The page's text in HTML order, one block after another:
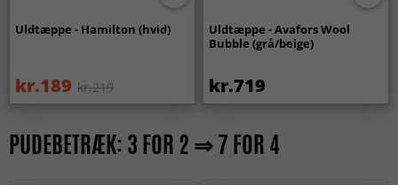
Uldtæppe - Hamilton (hvid)
kr.189 kr.219
Uldtæppe - Avafors Wool
Bubble (grå/beige)
kr.719
PUDEBETRÆK: 3 FOR 2 ⇒ 7 FOR 4